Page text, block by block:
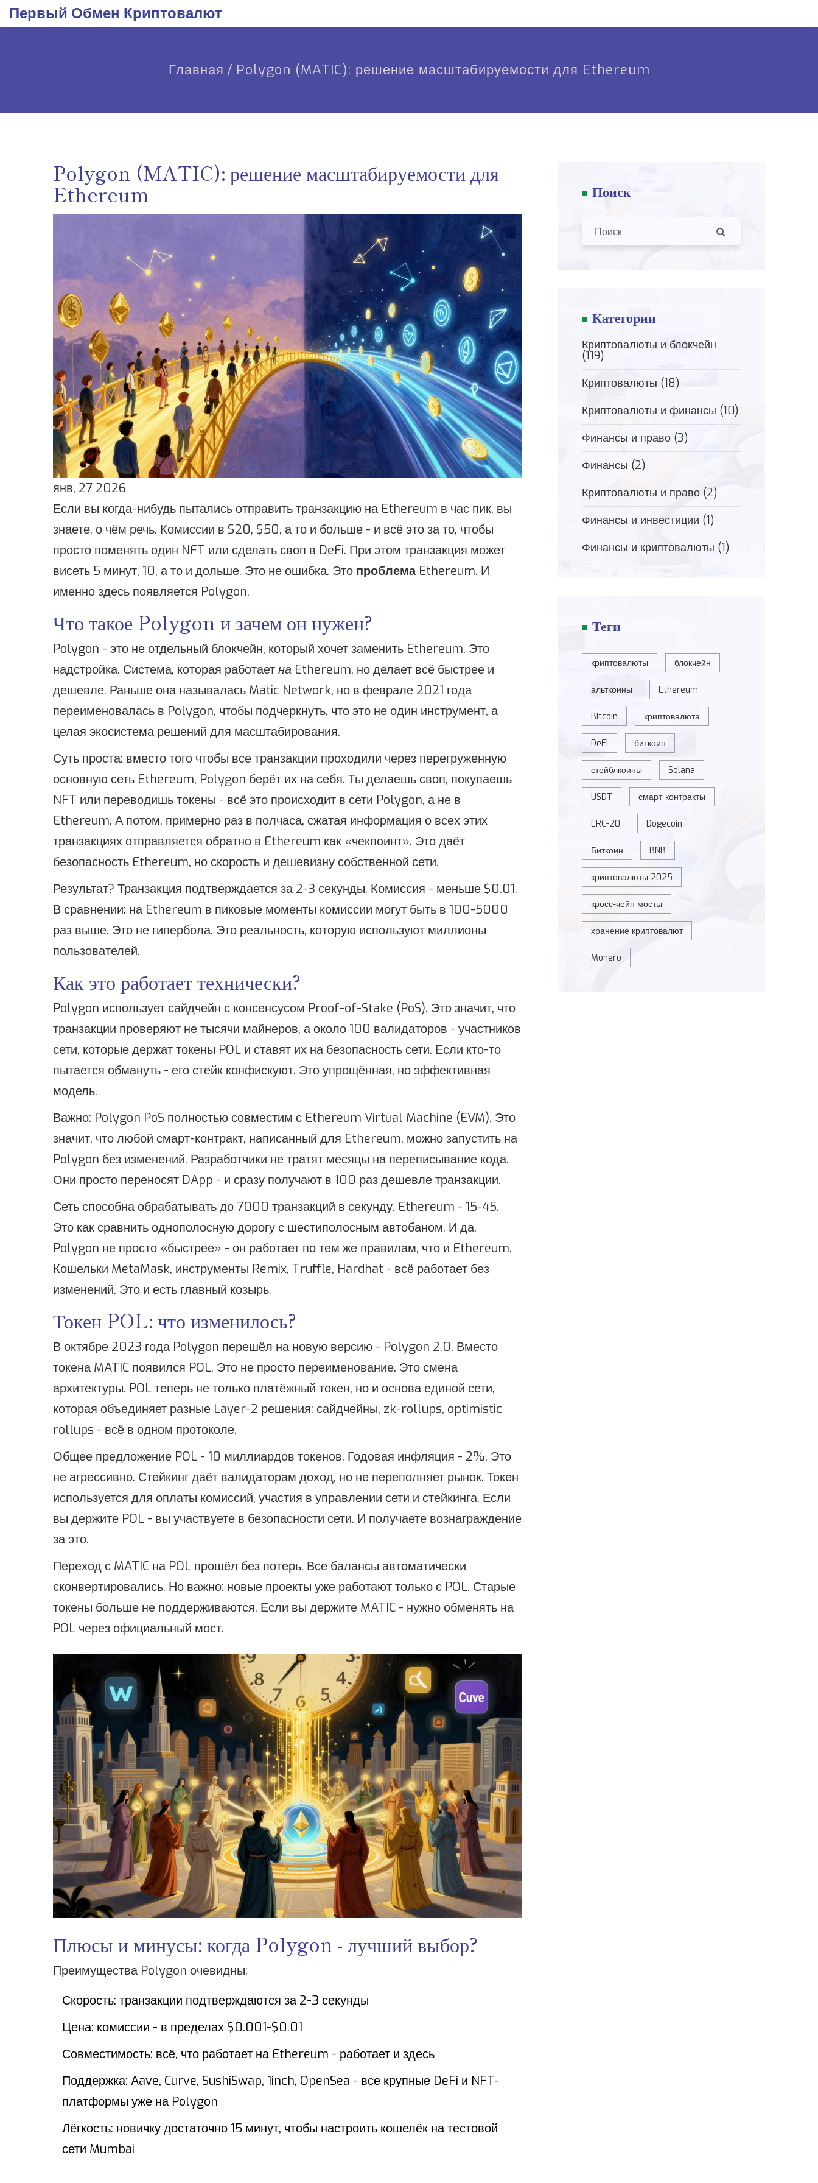
Первый Обмен Криптовалют
Главная / Polygon (MATIC): решение масштабируемости для Ethereum
Polygon (MATIC): решение масштабируемости для
Ethereum
янв, 27 2026
Если вы когда-нибудь пытались отправить транзакцию на Ethereum в час пик, вы
знаете, о чём речь. Комиссии в $20, $50, а то и больше - и всё это за то, чтобы
просто поменять один NFT или сделать своп в DeFi. При этом транзакция может
висеть 5 минут, 10, а то и дольше. Это не ошибка. Это проблемаEthereum. И
именно здесь появляется Polygon.
Что такое Polygon и зачем он нужен?
Polygon - это не отдельный блокчейн, который хочет заменить Ethereum. Это
надстройка. Система, которая работаетна Ethereum, но делает всё быстрее и
дешевле. Раньше она называлась Matic Network, но в феврале 2021 года
переименовалась в Polygon, чтобы подчеркнуть, что это не один инструмент, а
целая экосистема решений для масштабирования.
Суть проста: вместо того чтобы все транзакции проходили через перегруженную
основную сеть Ethereum, Polygon берёт их на себя. Ты делаешь своп, покупаешь
NFT или переводишь токены - всё это происходит в сети Polygon, а не в
Ethereum. А потом, примерно раз в полчаса, сжатая информация о всех этих
транзакциях отправляется обратно в Ethereum как «чекпоинт». Это даёт
безопасность Ethereum, но скорость и дешевизну собственной сети.
Результат? Транзакция подтверждается за 2-3 секунды. Комиссия - меньше $0.01.
В сравнении: на Ethereum в пиковые моменты комиссии могут быть в 100-5000
раз выше. Это не гипербола. Это реальность, которую используют миллионы
пользователей.
Как это работает технически?
Polygon использует сайдчейн с консенсусом Proof-of-Stake (PoS). Это значит, что
транзакции проверяют не тысячи майнеров, а около 100 валидаторов - участников
сети, которые держат токены POL и ставят их на безопасность сети. Если кто-то
пытается обмануть - его стейк конфискуют. Это упрощённая, но эффективная
модель.
Важно: Polygon PoS полностью совместим с Ethereum Virtual Machine (EVM). Это
значит, что любой смарт-контракт, написанный для Ethereum, можно запустить на
Polygon без изменений. Разработчики не тратят месяцы на переписывание кода.
Они просто переносят DApp - и сразу получают в 100 раз дешевле транзакции.
Сеть способна обрабатывать до 7000 транзакций в секунду. Ethereum - 15-45.
Это как сравнить однополосную дорогу с шестиполосным автобаном. И да,
Polygon не просто «быстрее» - он работает по тем же правилам, что и Ethereum.
Кошельки MetaMask, инструменты Remix, Truffle, Hardhat - всё работает без
изменений. Это и есть главный козырь.
Токен POL: что изменилось?
В октябре 2023 года Polygon перешёл на новую версию - Polygon 2.0. Вместо
токена MATIC появился POL. Это не просто переименование. Это смена
архитектуры. POL теперь не только платёжный токен, но и основа единой сети,
которая объединяет разные Layer-2 решения: сайдчейны, zk-rollups, optimistic
rollups - всё в одном протоколе.
Общее предложение POL - 10 миллиардов токенов. Годовая инфляция - 2%. Это
не агрессивно. Стейкинг даёт валидаторам доход, но не переполняет рынок. Токен
используется для оплаты комиссий, участия в управлении сети и стейкинга. Если
вы держите POL - вы участвуете в безопасности сети. И получаете вознаграждение
за это.
Переход с MATIC на POL прошёл без потерь. Все балансы автоматически
сконвертировались. Но важно: новые проекты уже работают только с POL. Старые
токены больше не поддерживаются. Если вы держите MATIC - нужно обменять на
POL через официальный мост.
Плюсы и минусы: когда Polygon - лучший выбор?
Преимущества Polygon очевидны:
Скорость: транзакции подтверждаются за 2-3 секунды
Цена: комиссии - в пределах $0.001-$0.01
Совместимость: всё, что работает на Ethereum - работает и здесь
Поддержка: Aave, Curve, SushiSwap, 1inch, OpenSea - все крупные DeFi и NFT-
платформы уже на Polygon
Лёгкость: новичку достаточно 15 минут, чтобы настроить кошелёк на тестовой
сети Mumbai
Поиск
Категории
Криптовалюты и блокчейн
(119)
Криптовалюты (18)
Криптовалюты и финансы (10)
Финансы и право (3)
Финансы (2)
Криптовалюты и право (2)
Финансы и инвестиции (1)
Финансы и криптовалюты (1)
Теги
криптовалюты блокчейн
альткоины Ethereum
Bitcoin криптовалюта
DeFi биткоин
стейблкоины Solana
USDT смарт-контракты
ERC-20 Dogecoin
Биткоин BNB
криптовалюты 2025
кросс-чейн мосты
хранение криптовалют
Monero